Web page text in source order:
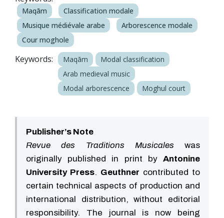
Maqām
Classification modale
Musique médiévale arabe
Arborescence modale
Cour moghole
Keywords: Maqām
Modal classification
Arab medieval music
Modal arborescence
Moghul court
Publisher’s Note
Revue des Traditions Musicales was
originally published in print by Antonine
University Press. Geuthner contributed to
certain technical aspects of production and
international distribution, without editorial
responsibility. The journal is now being